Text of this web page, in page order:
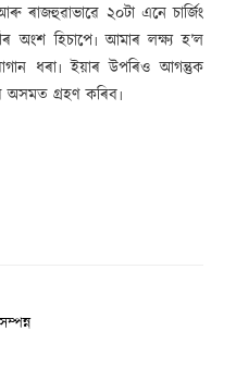
ৰাজহুৱাভাৱে ২০টা এনে চাৰ্জিং
অংশ হিচাপে৷ আমাৰ লক্ষ্য হ’ল
ধৰা৷ ইয়াৰ উপৰিও আগন্তুক
অসমত গ্ৰহণ কৰিব৷